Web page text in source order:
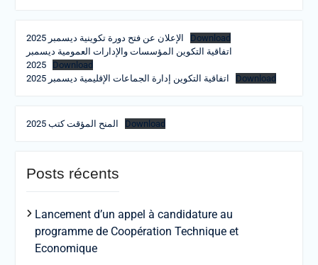
الإعلان عن فتح دورة تكوينية ديسمبر 2025
Download
اتفاقية التكوين المؤسسات والإدارات العمومية ديسمبر
2025
Download
اتفاقية التكوين إدارة الجماعات الإقليمية ديسمبر 2025
Download
المنح المؤقت كتب 2025 Download
Posts récents
Lancement d’un appel à candidature au
programme de Coopération Technique et
Economique